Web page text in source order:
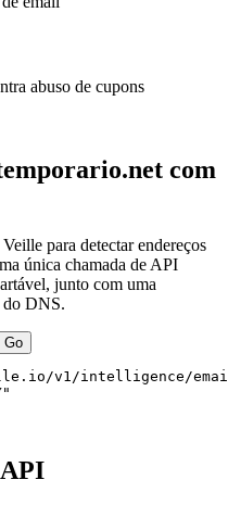
abuso de cupons
com
para detectar endereços
única chamada de API
junto com uma
do DNS.
Go
v1/intelligence/